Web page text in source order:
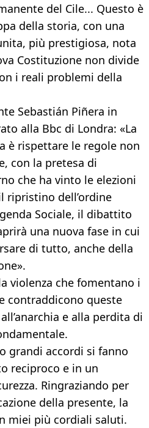
del Cile... Questo è
della storia, con una
più prestigiosa, nota
Costituzione non divide
i reali problemi della
Sebastián Piñera in
alla Bbc di Londra: «La
è rispettare le regole non
con la pretesa di
che ha vinto le elezioni
ripristino dell’ordine
Sociale, il dibattito
una nuova fase in cui
di tutto, anche della
violenza che fomentano i
contraddicono queste
e alla perdita di
grandi accordi si fanno
reciproco e in un
Ringraziando per
della presente, la
miei più cordiali saluti.